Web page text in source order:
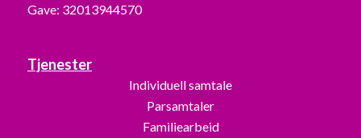
Gave: 32013944570
Tjenester
Individuell samtale
Parsamtaler
Familiearbeid